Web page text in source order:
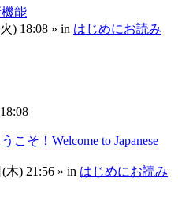
能
) 18:08 » in はじめにお読み
こそ！Welcome to Japanese
木) 21:56 » in はじめにお読み